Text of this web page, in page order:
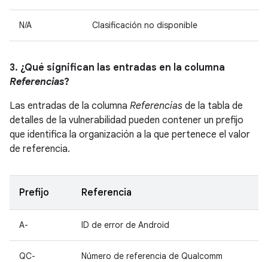
N/A Clasificación no disponible
3. ¿Qué significan las entradas en la columna
Referencias?
Las entradas de la columna Referencias de la tabla de
detalles de la vulnerabilidad pueden contener un prefijo
que identifica la organización a la que pertenece el valor
de referencia.
Prefijo Referencia
A- ID de error de Android
QC- Número de referencia de Qualcomm